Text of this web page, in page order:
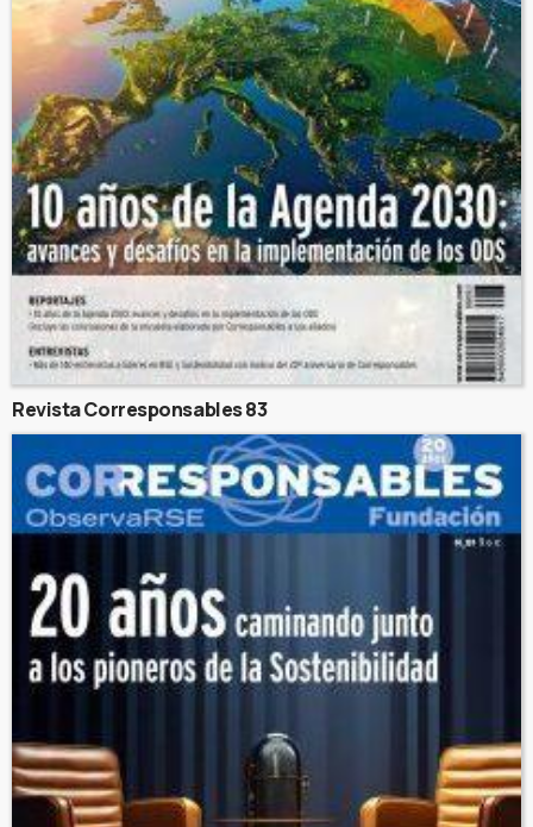
Revista Corresponsables 83